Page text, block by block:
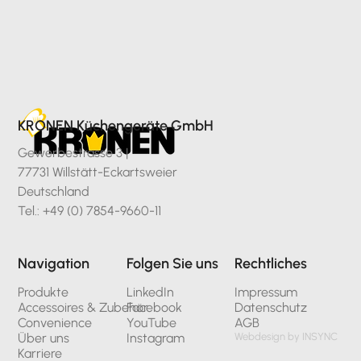
KRONEN Küchengeräte GmbH
Gewerbestrasse 3 |
77731 Willstätt-Eckartsweier
Deutschland
Tel.: +49 (0) 7854-9660-11
Navigation
Produkte
Accessoires & Zubehör
Convenience
Über uns
Karriere
Folgen Sie uns
LinkedIn
Facebook
YouTube
Instagram
Rechtliches
Impressum
Datenschutz
AGB
Webdesign by INSYNC